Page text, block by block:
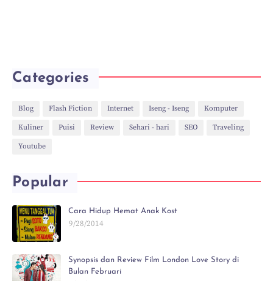
Categories
Blog Flash Fiction Internet Iseng - Iseng Komputer
Kuliner Puisi Review Sehari - hari SEO Traveling
Youtube
Popular
Cara Hidup Hemat Anak Kost
9/28/2014
Synopsis dan Review Film London Love Story di
Bulan Februari